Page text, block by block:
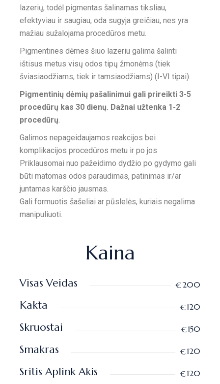
lazerių, todėl pigmentas šalinamas tiksliau,
efektyviau ir saugiau, oda sugyja greičiau, nes yra
mažiau sužalojama procedūros metu.
Pigmentines dėmes šiuo lazeriu galima šalinti
ištisus metus visų odos tipų žmonėms (tiek
šviasiaodžiams, tiek ir tamsiaodžiams) (I-VI tipai).
Pigmentinių dėmių pašalinimui gali prireikti 3-5
procedūrų kas 30 dienų. Dažnai užtenka 1-2
procedūrų.
Galimos nepageidaujamos reakcijos bei
komplikacijos procedūros metu ir po jos
Priklausomai nuo pažeidimo dydžio po gydymo gali
būti matomas odos paraudimas, patinimas ir/ar
juntamas karščio jausmas.
Gali formuotis šašeliai ar pūslelės, kuriais negalima
manipuliuoti.
Kaina
Visas Veidas €200
Kakta €120
Skruostai €150
Smakras €120
Sritis Aplink Akis €120